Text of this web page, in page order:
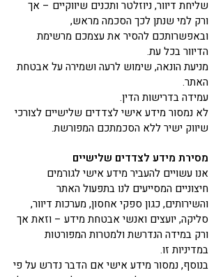
שליחת דיוור, ניוזלטר ותכנים שיווקיים – אך
ורק למי שנתן לכך הסכמה מראש,
ובאפשרותכם להסיר את עצמכם מרשימת
הדיוור בכל עת.
מניעת הונאה, שימוש לרעה ושמירה על אבטחת
האתר.
עמידה בדרישות הדין.
לא נמסור מידע אישי לצדדים שלישיים לצורכי
שיווק ישיר ללא הסכמתכם המפורשת.
מסירת מידע לצדדים שלישיים
אנו עשויים להעביר מידע אישי לגורמים
חיצוניים המסייעים לנו בתפעול האתר
והשירותים, כגון ספקי אחסון, מערכות דיוור,
סליקה, יועצים ואנשי אבטחת מידע – וזאת אך
ורק במידה הנדרשת ולמטרות המפורטות
במדיניות זו.
בנוסף, נמסור מידע אישי אם הדבר נדרש על פי